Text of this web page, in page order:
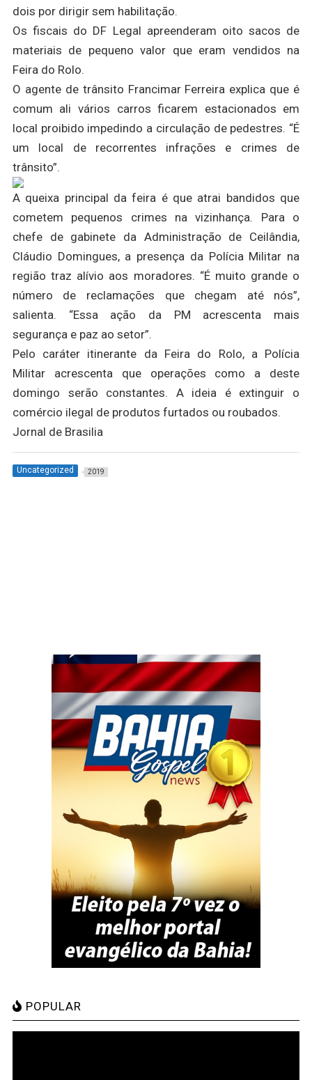
dois por dirigir sem habilitação.
Os fiscais do DF Legal apreenderam oito sacos de
materiais de pequeno valor que eram vendidos na
Feira do Rolo.
O agente de trânsito Francimar Ferreira explica que é
comum ali vários carros ficarem estacionados em
local proibido impedindo a circulação de pedestres. “É
um local de recorrentes infrações e crimes de
trânsito”.
A queixa principal da feira é que atrai bandidos que
cometem pequenos crimes na vizinhança. Para o
chefe de gabinete da Administração de Ceilândia,
Cláudio Domingues, a presença da Polícia Militar na
região traz alívio aos moradores. “É muito grande o
número de reclamações que chegam até nós”,
salienta. “Essa ação da PM acrescenta mais
segurança e paz ao setor”.
Pelo caráter itinerante da Feira do Rolo, a Polícia
Militar acrescenta que operações como a deste
domingo serão constantes. A ideia é extinguir o
comércio ilegal de produtos furtados ou roubados.
Jornal de Brasilia
Uncategorized 2019
POPULAR